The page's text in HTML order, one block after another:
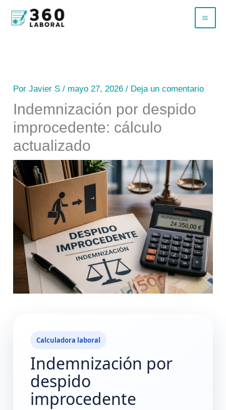
PorJavier S/ mayo 27, 2026/ Deja un comentario
Indemnización por despido
improcedente: cálculo
actualizado
Calculadora laboral
Indemnización por
despido
improcedente
B
u
r